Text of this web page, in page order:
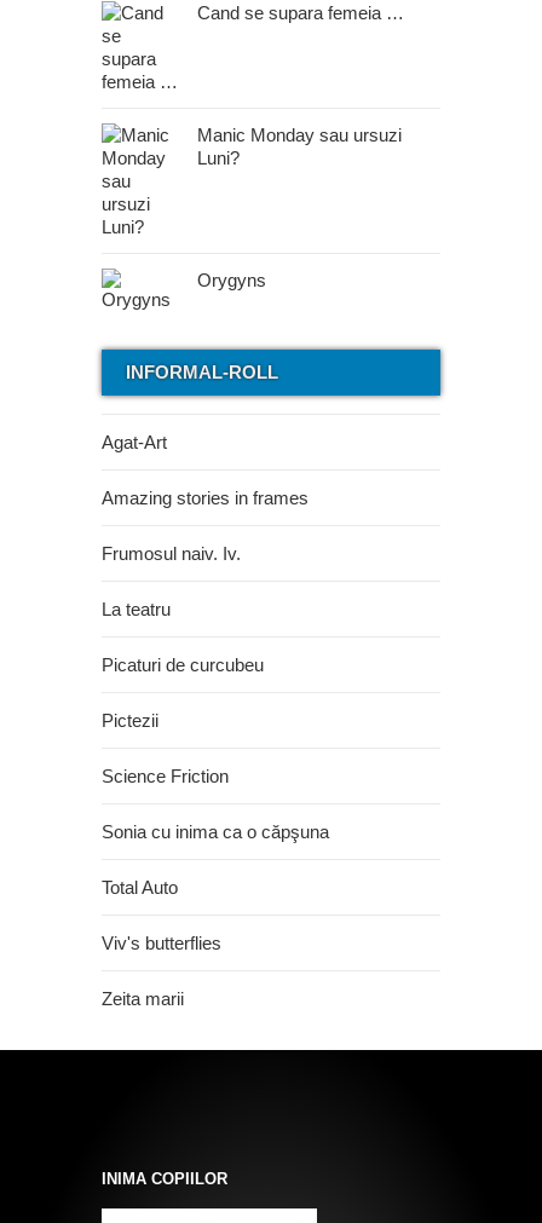
Cand se supara femeia …
Manic Monday sau ursuzi
Luni?
Orygyns
INFORMAL-ROLL
Agat-Art
Amazing stories in frames
Frumosul naiv. Iv.
La teatru
Picaturi de curcubeu
Pictezii
Science Friction
Sonia cu inima ca o căpşuna
Total Auto
Viv's butterflies
Zeita marii
INIMA COPIILOR